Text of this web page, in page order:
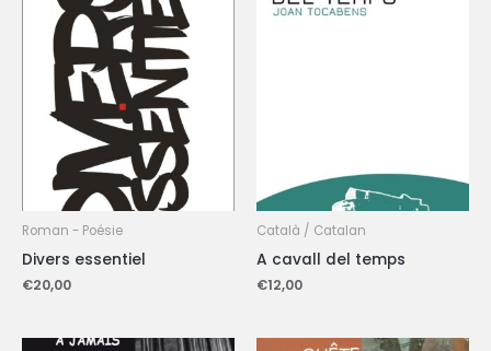
Roman - Poésie
Divers essentiel
€20,00
Català / Catalan
A cavall del temps
€12,00